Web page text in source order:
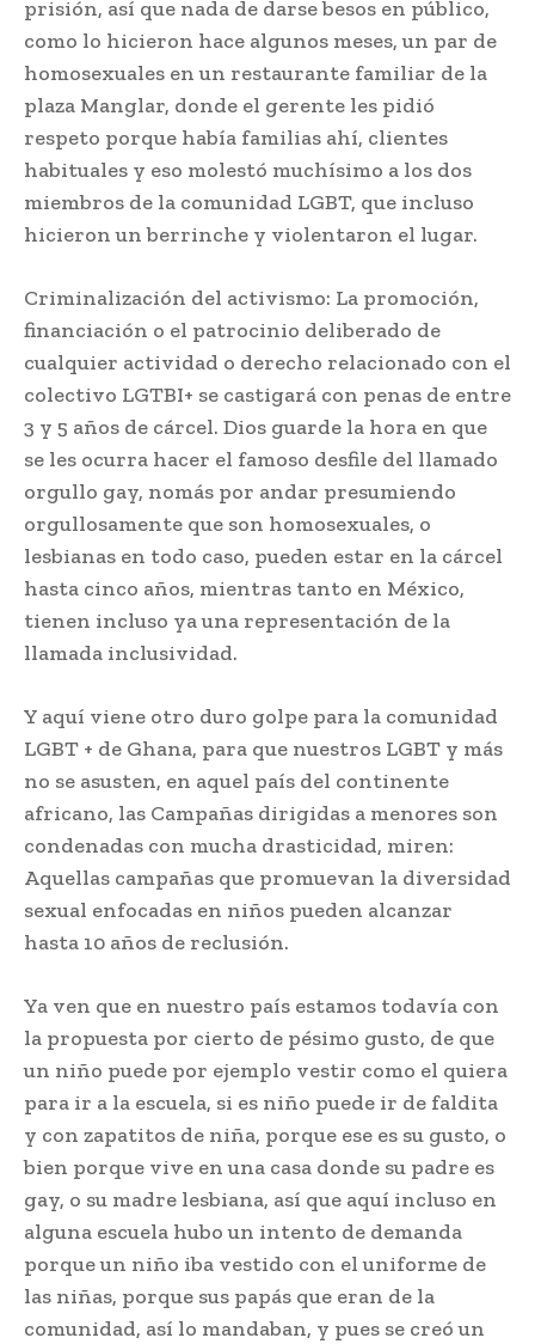
prisión, así que nada de darse besos en público,
como lo hicieron hace algunos meses, un par de
homosexuales en un restaurante familiar de la
plaza Manglar, donde el gerente les pidió
respeto porque había familias ahí, clientes
habituales y eso molestó muchísimo a los dos
miembros de la comunidad LGBT, que incluso
hicieron un berrinche y violentaron el lugar.
Criminalización del activismo: La promoción,
financiación o el patrocinio deliberado de
cualquier actividad o derecho relacionado con el
colectivo LGTBI+ se castigará con penas de entre
3 y 5 años de cárcel. Dios guarde la hora en que
se les ocurra hacer el famoso desfile del llamado
orgullo gay, nomás por andar presumiendo
orgullosamente que son homosexuales, o
lesbianas en todo caso, pueden estar en la cárcel
hasta cinco años, mientras tanto en México,
tienen incluso ya una representación de la
llamada inclusividad.
Y aquí viene otro duro golpe para la comunidad
LGBT + de Ghana, para que nuestros LGBT y más
no se asusten, en aquel país del continente
africano, las Campañas dirigidas a menores son
condenadas con mucha drasticidad, miren:
Aquellas campañas que promuevan la diversidad
sexual enfocadas en niños pueden alcanzar
hasta 10 años de reclusión.
Ya ven que en nuestro país estamos todavía con
la propuesta por cierto de pésimo gusto, de que
un niño puede por ejemplo vestir como el quiera
para ir a la escuela, si es niño puede ir de faldita
y con zapatitos de niña, porque ese es su gusto, o
bien porque vive en una casa donde su padre es
gay, o su madre lesbiana, así que aquí incluso en
alguna escuela hubo un intento de demanda
porque un niño iba vestido con el uniforme de
las niñas, porque sus papás que eran de la
comunidad, así lo mandaban, y pues se creó un